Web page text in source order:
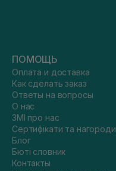
ПОМОЩЬ
Оплата и доставка
Как сделать заказ
Ответы на вопросы
О нас
ЗМІ про нас
Сертифікати та нагороди
Блог
Бюті словник
Контакты